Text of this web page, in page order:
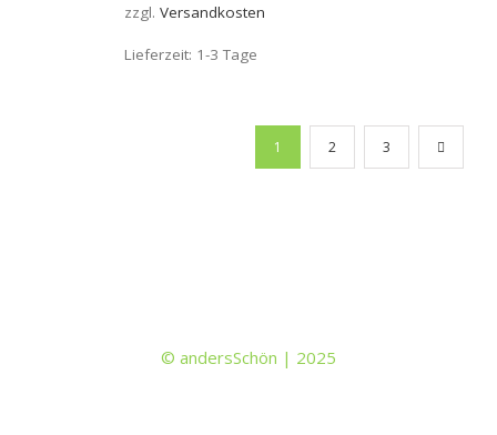
zzgl. Versandkosten
Lieferzeit: 1-3 Tage
1 2 3
© andersSchön | 2025